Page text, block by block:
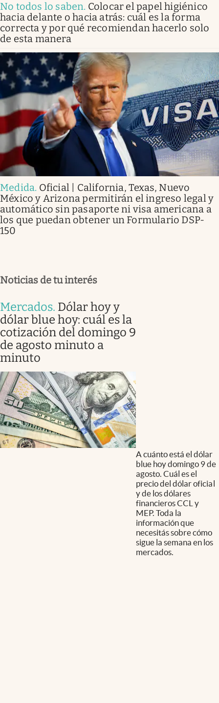
No todos lo saben. Colocar el papel higiénico
hacia delante o hacia atrás: cuál es la forma
correcta y por qué recomiendan hacerlo solo
de esta manera
Medida. Oficial | California, Texas, Nuevo
México y Arizona permitirán el ingreso legal y
automático sin pasaporte ni visa americana a
los que puedan obtener un Formulario DSP-
150
Noticias de tu interés
Mercados. Dólar hoy y
dólar blue hoy: cuál es la
cotización del domingo 9
de agosto minuto a
minuto
A cuánto está el dólar
blue hoy domingo 9 de
agosto. Cuál es el
precio del dólar oficial
y de los dólares
financieros CCL y
MEP. Toda la
información que
necesitás sobre cómo
sigue la semana en los
mercados.